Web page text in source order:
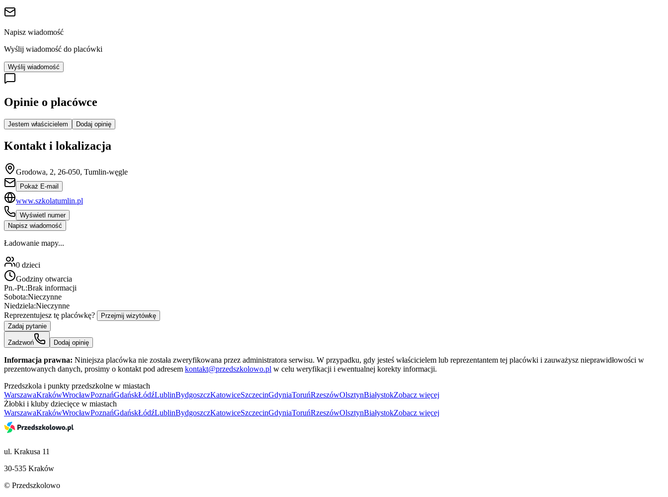
Napisz wiadomość
Wyślij wiadomość do placówki
Wyślij wiadomość
Opinie o placówce
Jestem właścicielem Dodaj opinię
Kontakt i lokalizacja
Grodowa, 2, 26-050, Tumlin-węgle
Pokaż E-mail
www.szkolatumlin.pl
Wyświetl numer
Napisz wiadomość
Ładowanie mapy...
0 dzieci
Godziny otwarcia
Pn.-Pt.:Brak informacji
Sobota:Nieczynne
Niedziela:Nieczynne
Reprezentujesz tę placówkę?
Przejmij wizytówkę
Zadaj pytanie
Zadzwoń Dodaj opinię
Informacja prawna: Niniejsza placówka nie została zweryfikowana przez administratora serwisu. W przypadku, gdy jesteś właścicielem lub reprezentantem tej placówki i zauważysz nieprawidłowości w
prezentowanych danych, prosimy o kontakt pod adresem kontakt@przedszkolowo.pl w celu weryfikacji i ewentualnej korekty informacji.
Przedszkola i punkty przedszkolne w miastach
WarszawaKrakówWrocławPoznańGdańskŁódźLublinBydgoszczKatowiceSzczecinGdyniaToruńRzeszówOlsztynBiałystokZobacz więcej
Żłobki i kluby dziecięce w miastach
WarszawaKrakówWrocławPoznańGdańskŁódźLublinBydgoszczKatowiceSzczecinGdyniaToruńRzeszówOlsztynBiałystokZobacz więcej
ul. Krakusa 11
30-535 Kraków
© Przedszkolowo